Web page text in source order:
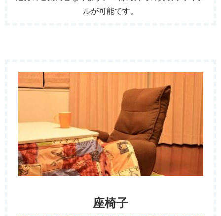
ルが可能です。
座椅子